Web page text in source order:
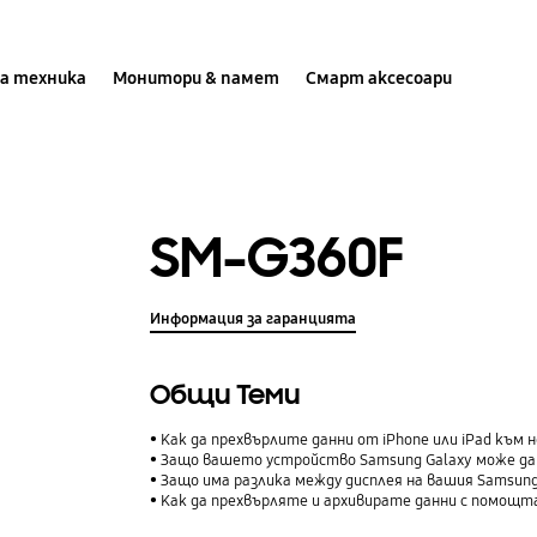
техника Монитори & памет Смарт аксесоари
SM-G360F
Информация за гаранцията
Общи Теми
Как да прехвърлите данни от iPhone или iPad към
Защо вашето устройство Samsung Galaxy може
Защо има разлика между дисплея на вашия
Как да прехвърляте и архивирате данни с